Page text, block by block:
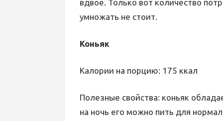
вдвое. Только вот количество
умножать не стоит.
Коньяк
Калории на порцию: 175 ккал
Полезные свойства: коньяк
на ночь его можно пить для